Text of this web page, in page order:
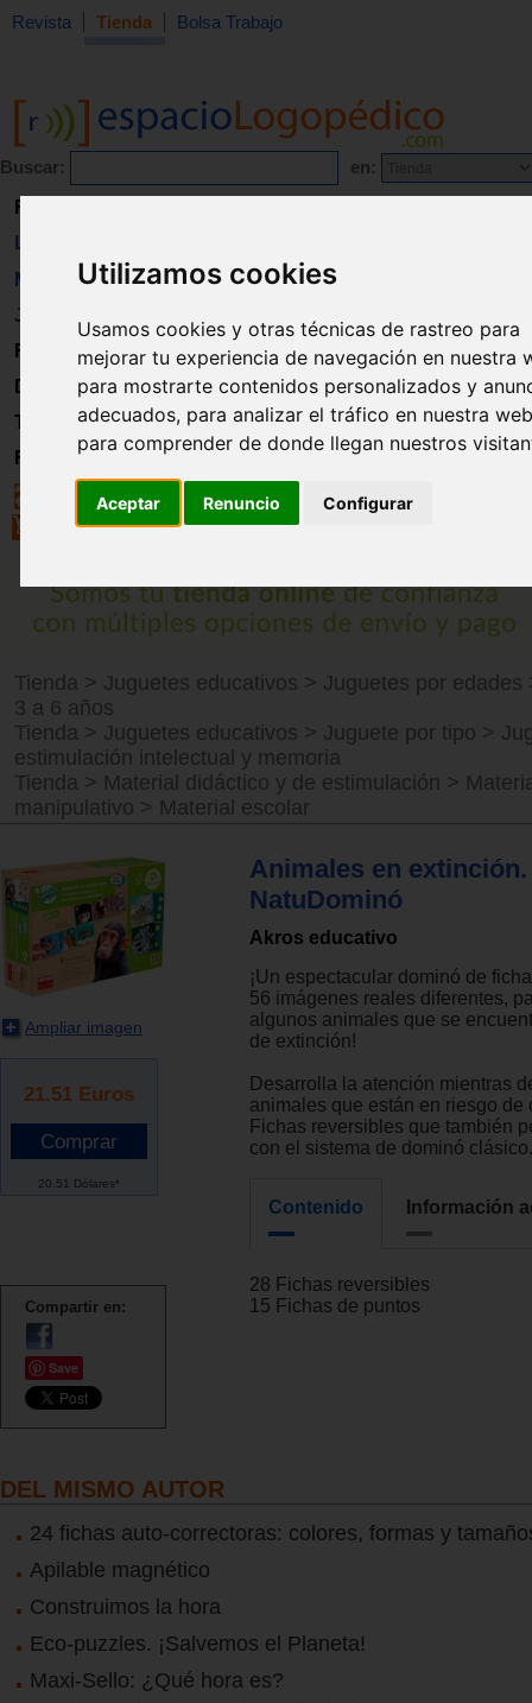
Utilizamos cookies
Usamos cookies y otras técnicas de rastreo para
mejorar tu experiencia de navegación en nuestra
para mostrarte contenidos personalizados y
adecuados, para analizar el tráfico en nuestra
para comprender de donde llegan nuestros
Aceptar Renuncio Configurar
Revista Tienda Bolsa Trabajo
Buscar: en:
Revista
Libros
Material
Juguetes
Formación
Directorio
Trabajo
Registro
Tienda > Juguetes educativos > Juguetes por edades
3 a 6 años
Tienda > Juguetes educativos > Juguete por tipo >
estimulación intelectual y memoria
Tienda > Material didáctico y de estimulación >
manipulativo > Material escolar
Ampliar imagen
21.51 Euros
20.51 Dólares*
Compartir en:
Save
Animales en extinción.
NatuDominó
Akros educativo
¡Un espectacular dominó de
56 imágenes reales diferentes,
algunos animales que se
de extinción!
Desarrolla la atención mientras
animales que están en riesgo de
Fichas reversibles que también
con el sistema de dominó clásico.
Contenido Información
28 Fichas reversibles
15 Fichas de puntos
DEL MISMO AUTOR
24 fichas auto-correctoras: colores, formas y
Apilable magnético
Construimos la hora
Eco-puzzles. ¡Salvemos el Planeta!
Maxi-Sello: ¿Qué hora es?